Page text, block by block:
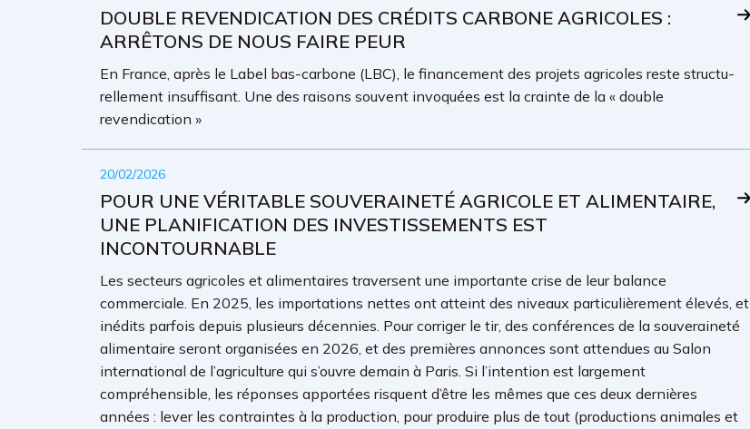
DOUBLE REVENDICATION DES CRÉDITS CARBONE AGRICOLES :
ARRÊTONS DE NOUS FAIRE PEUR
En France, après le Label bas-carbone (LBC), le finance­ment des projets agricoles reste structu­
rellement insuffisant. Une des raisons souvent invoquées est la crainte de la « double
revendication »
20/02/2026
POUR UNE VÉRITABLE SOUVERAINETÉ AGRICOLE ET ALIMENTAIRE,
UNE PLANIFICATION DES INVESTISSEMENTS EST
INCONTOURNABLE
Les secteurs agricoles et alimentaires traversent une importante crise de leur balance
commerciale. En 2025, les importations nettes ont atteint des niveaux particulièrement élevés, et
inédits parfois depuis plusieurs décennies. Pour corriger le tir, des conférences de la souveraineté
alimentaire seront organisées en 2026, et des premières annonces sont attendues au Salon
international de l’agriculture qui s’ouvre demain à Paris. Si l’intention est largement
compréhensible, les réponses apportées risquent d’être les mêmes que ces deux dernières
années : lever les contraintes à la production, pour produire plus de tout (productions animales et